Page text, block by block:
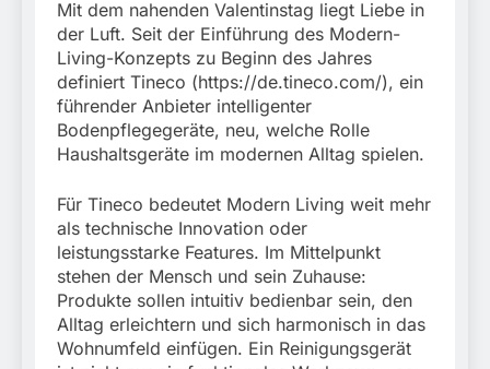
Finanzkontrolle
Schwarzarbeit führen zu
rechtskräftiger
Verurteilung wegen
Betrugs
gesuchtes Mitglied einer
kriminellen Vereinigung
geht ins Netz –
Bundespolizei vollstreckt
europäischen
Auslieferungshaftbefehl
6. August 2026
Bundespolizeidirektion
München: Update zu den
Einsatzmaßnahmen der
Bundespolizei in
Saarbrücken
5. August 2026
Bundespolizeidirektion
München:
Beinahekollision an
/ Bundespolizei ermittelt
wegen gefährlichen
Eingriffs in den
Bahnverkehr
Mit dem nahenden Valentinstag liegt Liebe in
der Luft. Seit der Einführung des Modern-
Living-Konzepts zu Beginn des Jahres
definiert Tineco (https://de.tineco.com/), ein
führender Anbieter intelligenter
Bodenpflegegeräte, neu, welche Rolle
Haushaltsgeräte im modernen Alltag spielen.
Für Tineco bedeutet Modern Living weit mehr
als technische Innovation oder
leistungsstarke Features. Im Mittelpunkt
stehen der Mensch und sein Zuhause:
Produkte sollen intuitiv bedienbar sein, den
Alltag erleichtern und sich harmonisch in das
Wohnumfeld einfügen. Ein Reinigungsgerät